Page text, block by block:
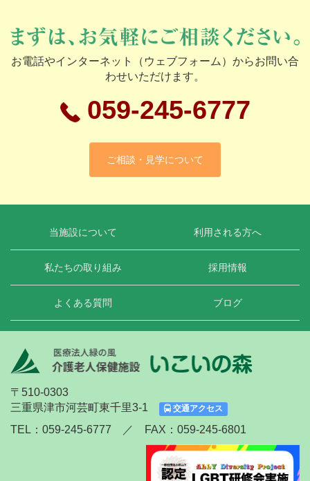
お電話やインターネット（ウェブフォーム）からお問い合
わせいただけます。
059-245-6777
ご相談・見学について
当施設について 利用される方へ
私たちの取り組み 採用情報
よくある質問 ブログ
〒510-0303
三重県津市河芸町東千里3-1
交通アクセス
TEL：059-245-6777 ／ FAX：059-245-6801